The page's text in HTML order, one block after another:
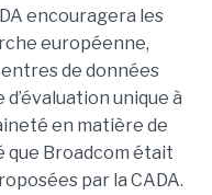
encouragera les
européenne,
de données
unique à
en matière de
que Broadcom était
par la CADA.